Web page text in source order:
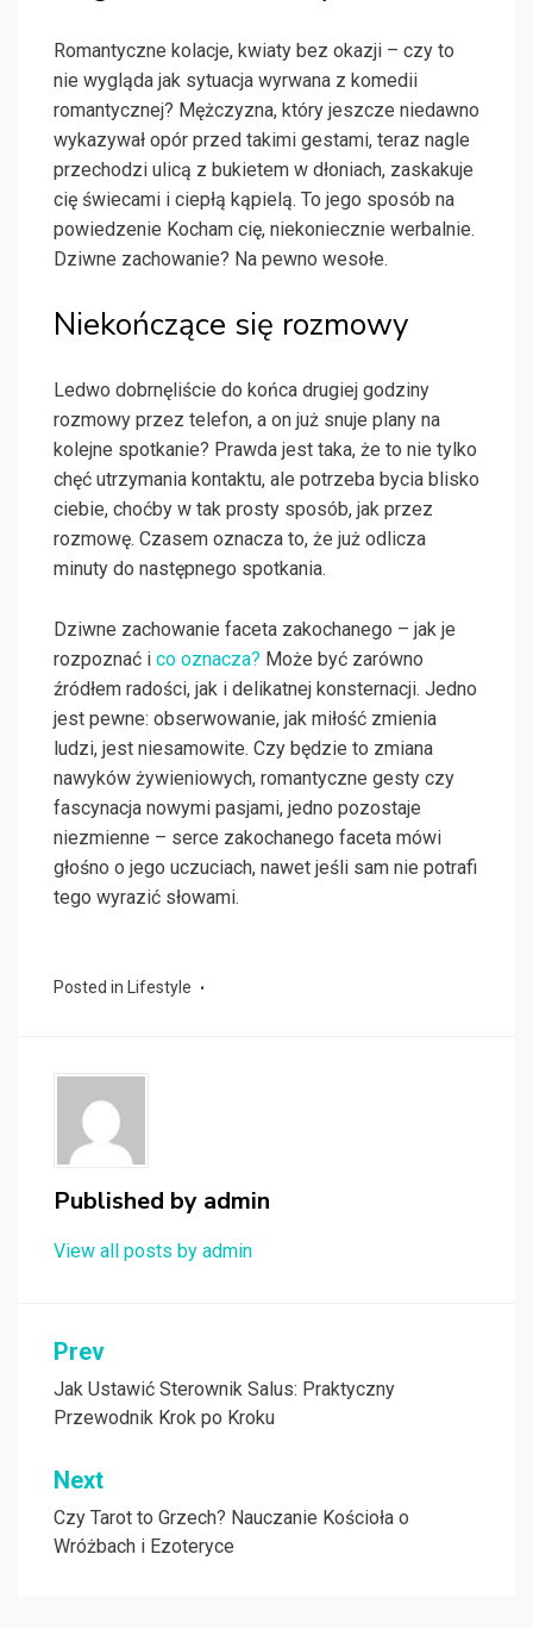
Romantyczne kolacje, kwiaty bez okazji – czy to
nie wygląda jak sytuacja wyrwana z komedii
romantycznej? Mężczyzna, który jeszcze niedawno
wykazywał opór przed takimi gestami, teraz nagle
przechodzi ulicą z bukietem w dłoniach, zaskakuje
cię świecami i ciepłą kąpielą. To jego sposób na
powiedzenie Kocham cię, niekoniecznie werbalnie.
Dziwne zachowanie? Na pewno wesołe.
Niekończące się rozmowy
Ledwo dobrnęliście do końca drugiej godziny
rozmowy przez telefon, a on już snuje plany na
kolejne spotkanie? Prawda jest taka, że to nie tylko
chęć utrzymania kontaktu, ale potrzeba bycia blisko
ciebie, choćby w tak prosty sposób, jak przez
rozmowę. Czasem oznacza to, że już odlicza
minuty do następnego spotkania.
Dziwne zachowanie faceta zakochanego – jak je
rozpoznać i co oznacza? Może być zarówno
źródłem radości, jak i delikatnej konsternacji. Jedno
jest pewne: obserwowanie, jak miłość zmienia
ludzi, jest niesamowite. Czy będzie to zmiana
nawyków żywieniowych, romantyczne gesty czy
fascynacja nowymi pasjami, jedno pozostaje
niezmienne – serce zakochanego faceta mówi
głośno o jego uczuciach, nawet jeśli sam nie potrafi
tego wyrazić słowami.
Posted in Lifestyle
Published by admin
View all posts by admin
Nawigacja
wpisu
Prev
Jak Ustawić Sterownik Salus: Praktyczny
Przewodnik Krok po Kroku
Next
Czy Tarot to Grzech? Nauczanie Kościoła o
Wróżbach i Ezoteryce